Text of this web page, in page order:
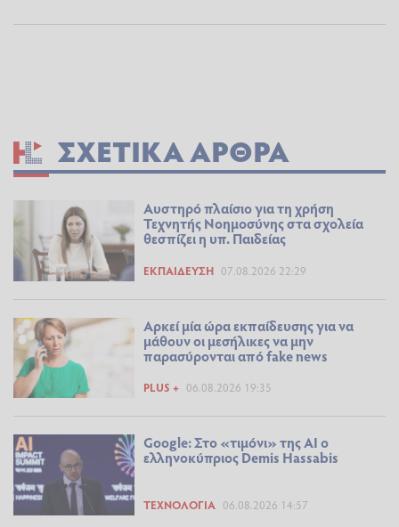
ΣΧΕΤΙΚΆ ΆΡΘΡΑ
Αυστηρό πλαίσιο για τη χρήση
Τεχνητής Νοημοσύνης στα σχολεία
θεσπίζει η υπ. Παιδείας
ΕΚΠΑΊΔΕΥΣΗ 07.08.2026 22:29
Αρκεί μία ώρα εκπαίδευσης για να
μάθουν οι μεσήλικες να μην
παρασύρονται από fake news
PLUS + 06.08.2026 19:35
Google: Στο «τιμόνι» της AI ο
ελληνοκύπριος Demis Hassabis
ΤΕΧΝΟΛΟΓΊΑ 06.08.2026 14:57